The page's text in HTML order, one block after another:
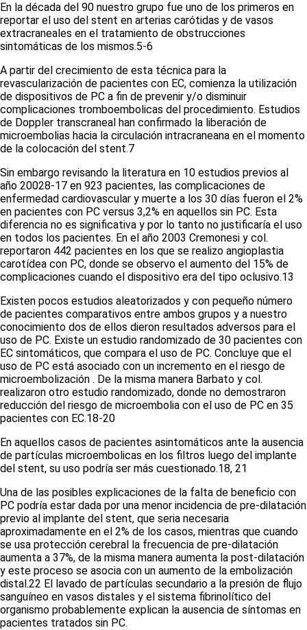
En la década del 90 nuestro grupo fue uno de los primeros en
reportar el uso del stent en arterias carótidas y de vasos
extracraneales en el tratamiento de obstrucciones
sintomáticas de los mismos.5-6
A partir del crecimiento de esta técnica para la
revascularización de pacientes con EC, comienza la utilización
de dispositivos de PC a fin de prevenir y/o disminuir
complicaciones tromboembolicas del procedimiento. Estudios
de Doppler transcraneal han confirmado la liberación de
microembolias hacia la circulación intracraneana en el momento
de la colocación del stent.7
Sin embargo revisando la literatura en 10 estudios previos al
año 20028-17 en 923 pacientes, las complicaciones de
enfermedad cardiovascular y muerte a los 30 días fueron el 2%
en pacientes con PC versus 3,2% en aquellos sin PC. Esta
diferencia no es significativa y por lo tanto no justificaría el uso
en todos los pacientes. En el año 2003 Cremonesi y col.
reportaron 442 pacientes en los que se realizo angioplastia
carotídea con PC, donde se observo el aumento del 15% de
complicaciones cuando el dispositivo era del tipo oclusivo.13
Existen pocos estudios aleatorizados y con pequeño número
de pacientes comparativos entre ambos grupos y a nuestro
conocimiento dos de ellos dieron resultados adversos para el
uso de PC. Existe un estudio randomizado de 30 pacientes con
EC sintomáticos, que compara el uso de PC. Concluye que el
uso de PC está asociado con un incremento en el riesgo de
microembolización . De la misma manera Barbato y col.
realizaron otro estudio randomizado, donde no demostraron
reducción del riesgo de microembolia con el uso de PC en 35
pacientes con EC.18-20
En aquellos casos de pacientes asintomáticos ante la ausencia
de partículas microembolicas en los filtros luego del implante
del stent, su uso podría ser más cuestionado.18, 21
Una de las posibles explicaciones de la falta de beneficio con
PC podría estar dada por una menor incidencia de pre-dilatación
previo al implante del stent, que seria necesaria
aproximadamente en el 2% de los casos, mientras que cuando
se usa protección cerebral la frecuencia de pre-dilatación
aumenta a 37%, de la misma manera aumenta la post-dilatación
y este proceso se asocia con un aumento de la embolización
distal.22 El lavado de partículas secundario a la presión de flujo
sanguíneo en vasos distales y el sistema fibrinolítico del
organismo probablemente explican la ausencia de síntomas en
pacientes tratados sin PC.